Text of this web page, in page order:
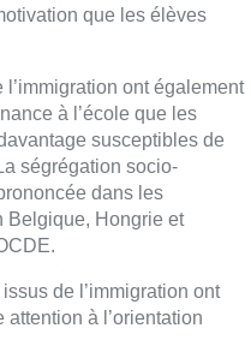
que les élèves
ont également
à l’école que les
susceptibles de
ségrégation socio-
dans les
Belgique, Hongrie et
de l’immigration ont
à l’orientation